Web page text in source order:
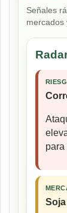
Señales
mercados
para